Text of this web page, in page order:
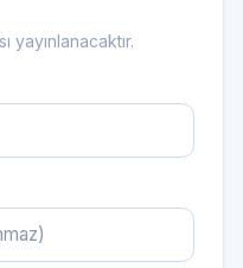
yayınlanacaktır.